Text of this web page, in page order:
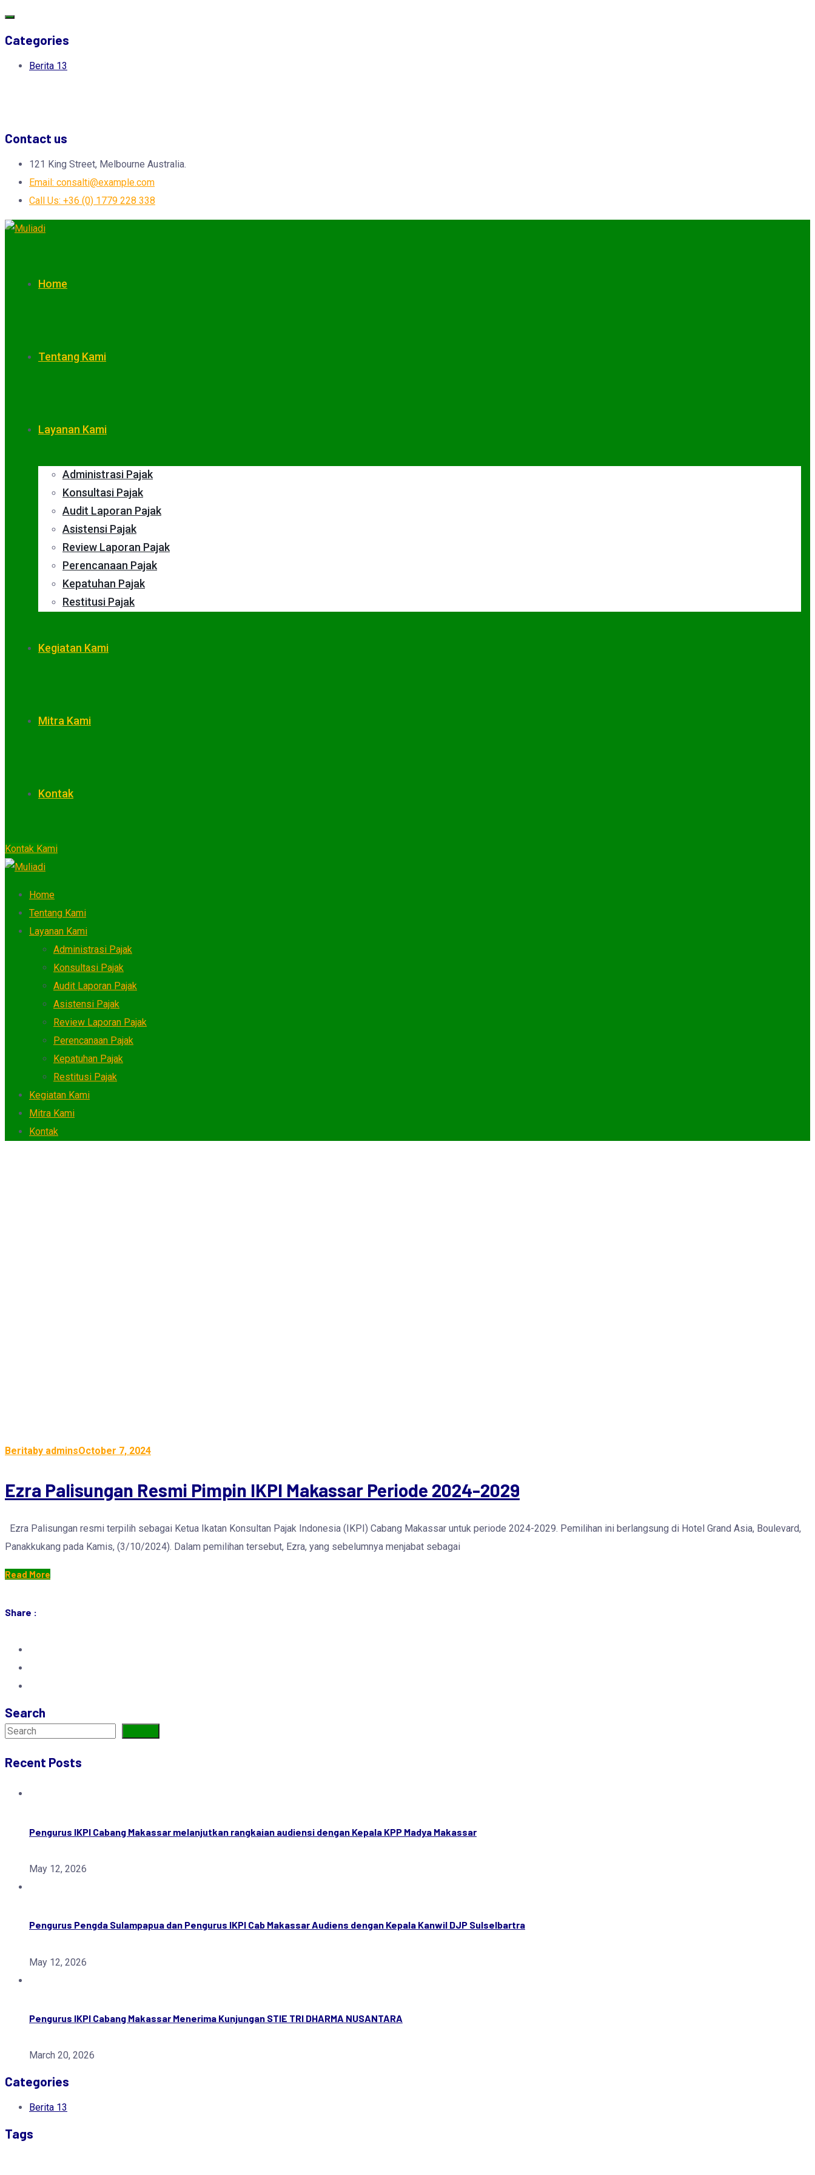
Categories
Berita 13
Contact us
121 King Street, Melbourne Australia.
Email: consalti@example.com
Call Us: +36 (0) 1779 228 338
Home
Tentang Kami
Layanan Kami
Administrasi Pajak
Konsultasi Pajak
Audit Laporan Pajak
Asistensi Pajak
Review Laporan Pajak
Perencanaan Pajak
Kepatuhan Pajak
Restitusi Pajak
Kegiatan Kami
Mitra Kami
Kontak
Kontak Kami
Home
Tentang Kami
Layanan Kami
Administrasi Pajak
Konsultasi Pajak
Audit Laporan Pajak
Asistensi Pajak
Review Laporan Pajak
Perencanaan Pajak
Kepatuhan Pajak
Restitusi Pajak
Kegiatan Kami
Mitra Kami
Kontak
Beritaby adminsOctober 7, 2024
Ezra Palisungan Resmi Pimpin IKPI Makassar Periode 2024-2029
Ezra Palisungan resmi terpilih sebagai Ketua Ikatan Konsultan Pajak Indonesia (IKPI) Cabang Makassar untuk periode 2024-2029. Pemilihan ini berlangsung di Hotel Grand Asia, Boulevard,
Panakkukang pada Kamis, (3/10/2024). Dalam pemilihan tersebut, Ezra, yang sebelumnya menjabat sebagai
Read More
Share :
Search
Recent Posts
Pengurus IKPI Cabang Makassar melanjutkan rangkaian audiensi dengan Kepala KPP Madya Makassar
May 12, 2026
Pengurus Pengda Sulampapua dan Pengurus IKPI Cab Makassar Audiens dengan Kepala Kanwil DJP Sulselbartra
May 12, 2026
Pengurus IKPI Cabang Makassar Menerima Kunjungan STIE TRI DHARMA NUSANTARA
March 20, 2026
Categories
Berita 13
Tags